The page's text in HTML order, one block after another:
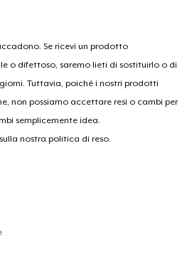
Se ricevi un prodotto
o difettoso, saremo lieti di sostituirlo o di
Tuttavia, poiché i nostri prodotti
non possiamo accettare resi o cambi per
semplicemente idea.
nostra politica di reso.